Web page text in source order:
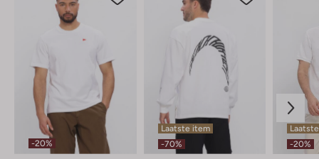
-20%
Laatste item
-70%
-20%